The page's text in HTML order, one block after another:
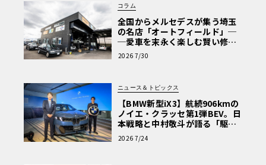
コラム
全国からメルセデスが集う埼玉
の名店「オートフィールド」─
─愛車を末永く楽しむ賢い修理
術と、プロがフックス製オイル
を選ぶ理由〈PR〉
2026 7/30
ニュース＆トピックス
【BMW新型iX3】航続906kmの
ノイエ・クラッセ第1弾BEV。日
本戦略と中村敬斗が語る「駆け
ぬける歓び」
2026 7/24